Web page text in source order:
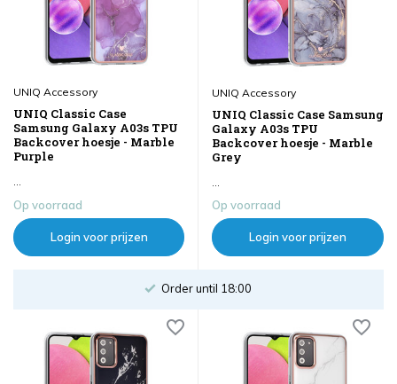
UNIQ Accessory
UNIQ Classic Case
Samsung Galaxy A03s TPU
Backcover hoesje - Marble
Purple
Op voorraad
Login voor prijzen
UNIQ Accessory
UNIQ Classic Case Samsung
Galaxy A03s TPU
Backcover hoesje - Marble
Grey
Op voorraad
Login voor prijzen
World Famous Brands